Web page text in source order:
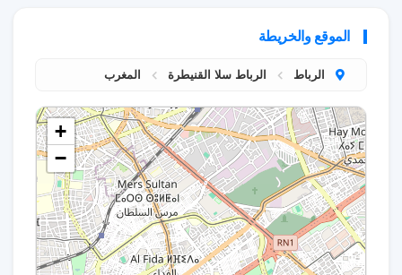
الموقع والخريطة
الرباط الرباط سلا القنيطرة المغرب
+
−